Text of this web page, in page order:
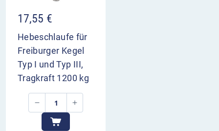
17,55 €
Hebeschlaufe für
Freiburger Kegel
Typ I und Typ III,
Tragkraft 1200 kg